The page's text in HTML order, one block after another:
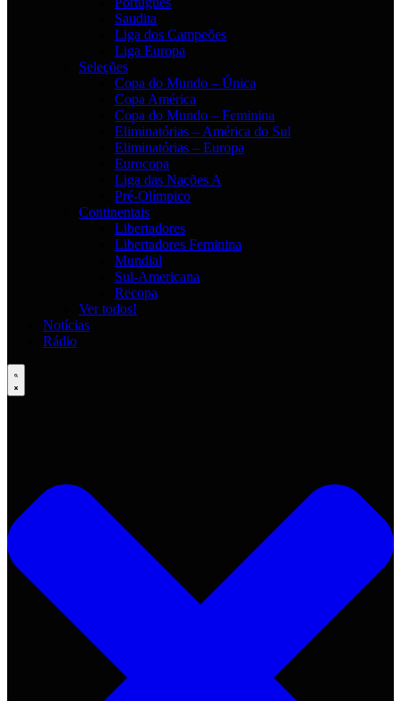
Saudita
Liga dos Campeões
Liga Europa
Seleções
Copa do Mundo – Única
Copa América
Copa do Mundo – Feminina
Eliminatórias – América do Sul
Eliminatórias – Europa
Eurocopa
Liga das Nações A
Pré-Olímpico
Continentais
Libertadores
Libertadores Feminina
Mundial
Sul-Americana
Recopa
Ver todos!
Notícias
Rádio